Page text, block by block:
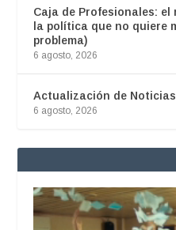
Caja de Profesionales:
la política que no quiere
problema)
6 agosto, 2026
Actualización de
6 agosto, 2026